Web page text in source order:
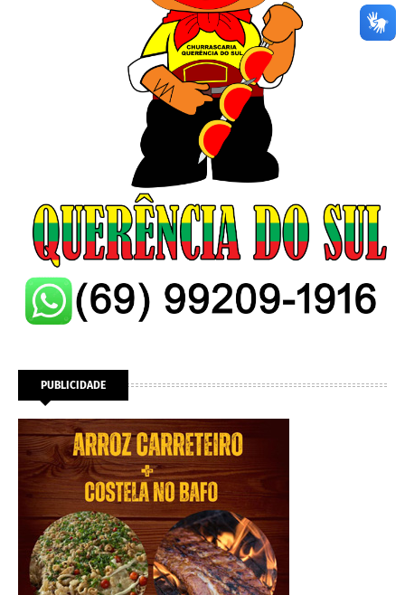
PUBLICIDADE